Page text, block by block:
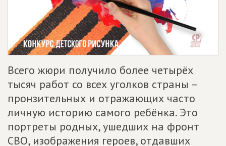
Всего жюри получило более четырёх
тысяч работ со всех уголков страны –
пронзительных и отражающих часто
личную историю самого ребёнка. Это
портреты родных, ушедших на фронт
СВО, изображения героев, отдавших